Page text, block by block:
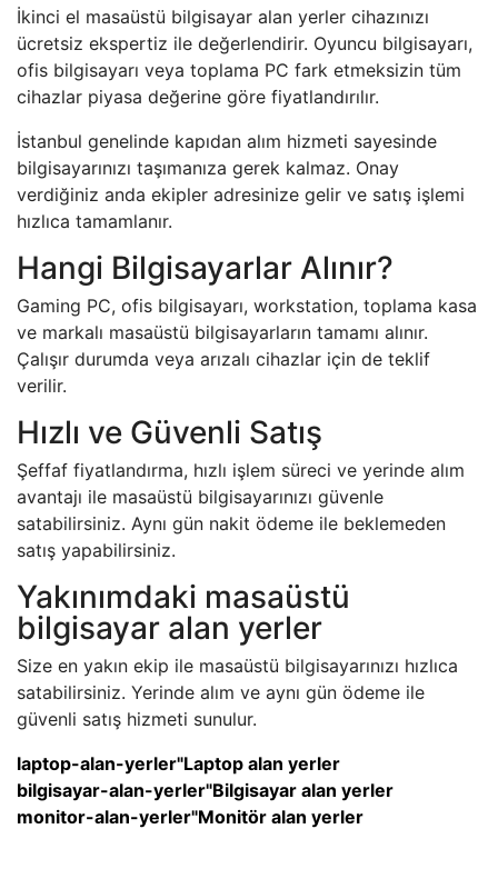
İkinci el masaüstü bilgisayar alan yerler cihazınızı
ücretsiz ekspertiz ile değerlendirir. Oyuncu bilgisayarı,
ofis bilgisayarı veya toplama PC fark etmeksizin tüm
cihazlar piyasa değerine göre fiyatlandırılır.
İstanbul genelinde kapıdan alım hizmeti sayesinde
bilgisayarınızı taşımanıza gerek kalmaz. Onay
verdiğiniz anda ekipler adresinize gelir ve satış işlemi
hızlıca tamamlanır.
Hangi Bilgisayarlar Alınır?
Gaming PC, ofis bilgisayarı, workstation, toplama kasa
ve markalı masaüstü bilgisayarların tamamı alınır.
Çalışır durumda veya arızalı cihazlar için de teklif
verilir.
Hızlı ve Güvenli Satış
Şeffaf fiyatlandırma, hızlı işlem süreci ve yerinde alım
avantajı ile masaüstü bilgisayarınızı güvenle
satabilirsiniz. Aynı gün nakit ödeme ile beklemeden
satış yapabilirsiniz.
Yakınımdaki masaüstü
bilgisayar alan yerler
Size en yakın ekip ile masaüstü bilgisayarınızı hızlıca
satabilirsiniz. Yerinde alım ve aynı gün ödeme ile
güvenli satış hizmeti sunulur.
laptop-alan-yerler"Laptop alan yerler
bilgisayar-alan-yerler"Bilgisayar alan yerler
monitor-alan-yerler"Monitör alan yerler